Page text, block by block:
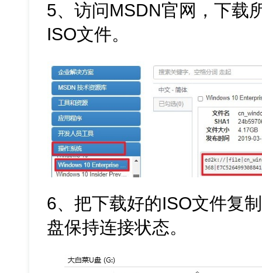
5、访问MSDN官网，下载
ISO文件。
6、把下载好的ISO文件复
盘保持连接状态。